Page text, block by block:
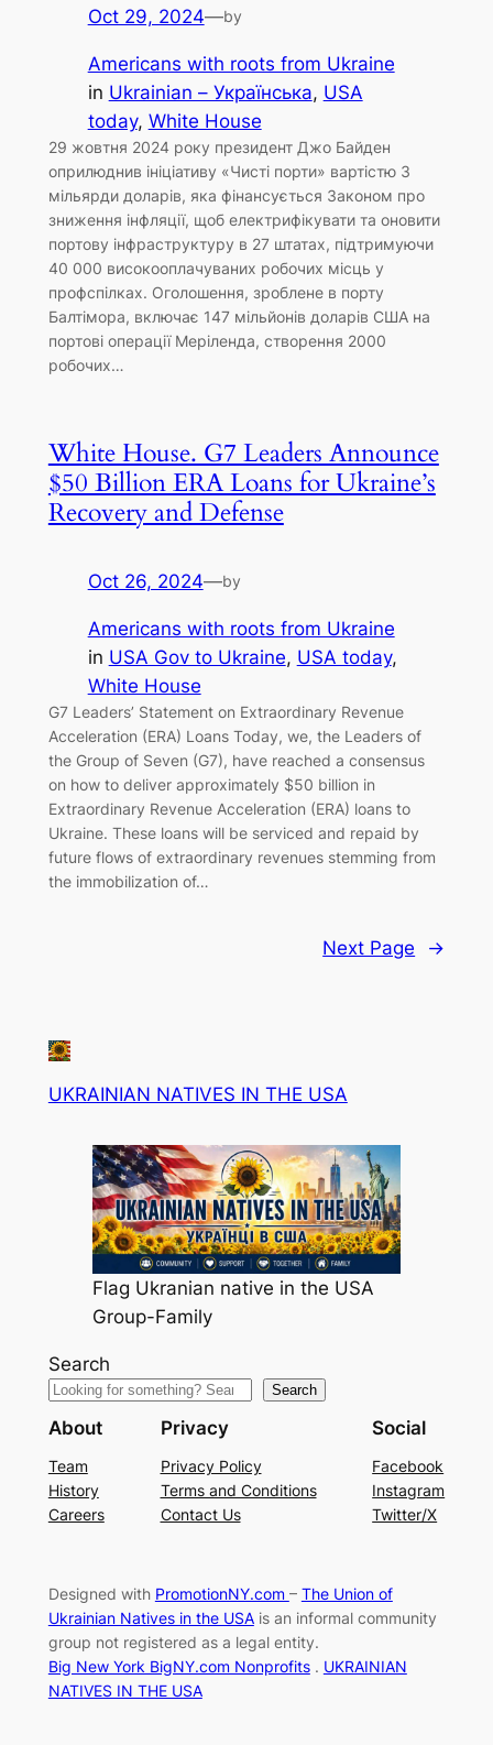
Oct 29, 2024—by
Americans with roots from Ukraine
in Ukrainian – Українська, USA
today, White House
29 жовтня 2024 року президент Джо Байден
оприлюднив ініціативу «Чисті порти» вартістю 3
мільярди доларів, яка фінансується Законом про
зниження інфляції, щоб електрифікувати та оновити
портову інфраструктуру в 27 штатах, підтримуючи
40 000 високооплачуваних робочих місць у
профспілках. Оголошення, зроблене в порту
Балтімора, включає 147 мільйонів доларів США на
портові операції Меріленда, створення 2000
робочих…
White House. G7 Leaders Announce
$50 Billion ERA Loans for Ukraine’s
Recovery and Defense
Oct 26, 2024—by
Americans with roots from Ukraine
in USA Gov to Ukraine, USA today
White House
G7 Leaders’ Statement on Extraordinary Revenue
Acceleration (ERA) Loans Today, we, the Leaders of
the Group of Seven (G7), have reached a consensus
on how to deliver approximately $50 billion in
Extraordinary Revenue Acceleration (ERA) loans to
Ukraine. These loans will be serviced and repaid by
future flows of extraordinary revenues stemming from
the immobilization of…
Next Page →
UKRAINIAN NATIVES IN THE USA
Flag Ukranian native in the USA
Group-Family
Search
Search
About
Team
History
Careers
Privacy
Privacy Policy
Terms and Conditions
Contact Us
Social
Facebook
Instagram
Twitter/X
Designed with PromotionNY.com – The Union of
Ukrainian Natives in the USAis an informal community
group not registered as a legal entity.
Big New York BigNY.com Nonprofits. UKRAINIAN
NATIVES IN THE USA